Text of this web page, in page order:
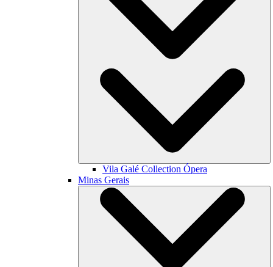
Vila Galé Collection Ópera
Minas Gerais